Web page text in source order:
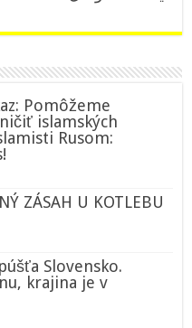
Pomôžeme
islamských
Rusom:
ZÁSAH U KOTLEBU
Slovensko.
krajina je v